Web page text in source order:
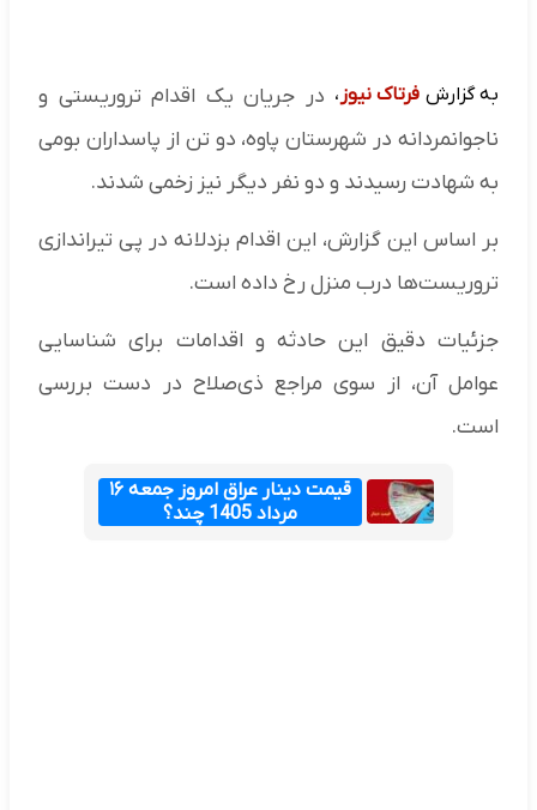
به گزارش فرتاک نیوز ، در جریان یک اقدام تروریستی و
ناجوانمردانه در شهرستان پاوه، دو تن از پاسداران بومی
به شهادت رسیدند و دو نفر دیگر نیز زخمی شدند.
بر اساس این گزارش، این اقدام بزدلانه در پی تیراندازی
تروریست‌ها درب منزل رخ داده است.
جزئیات دقیق این حادثه و اقدامات برای شناسایی
عوامل آن، از سوی مراجع ذی‌صلاح در دست بررسی
است.
قیمت دینار عراق امروز جمعه ۱۶
مرداد 1405 چند؟